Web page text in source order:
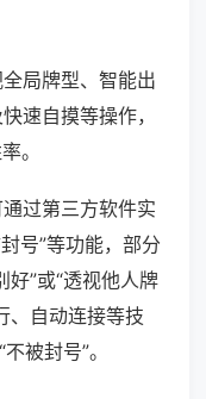
局牌型、智能出
速自摸等操作，
。
过第三方软件实
号”等功能，部分
好”或“透视他人牌
、自动连接等技
被封号”。